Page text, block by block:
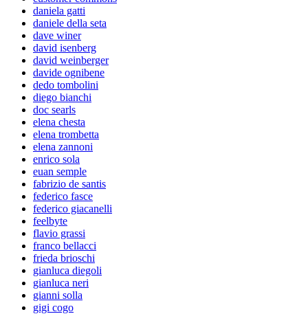
daniela gatti
daniele della seta
dave winer
david isenberg
david weinberger
davide ognibene
dedo tombolini
diego bianchi
doc searls
elena chesta
elena trombetta
elena zannoni
enrico sola
euan semple
fabrizio de santis
federico fasce
federico giacanelli
feelbyte
flavio grassi
franco bellacci
frieda brioschi
gianluca diegoli
gianluca neri
gianni solla
gigi cogo